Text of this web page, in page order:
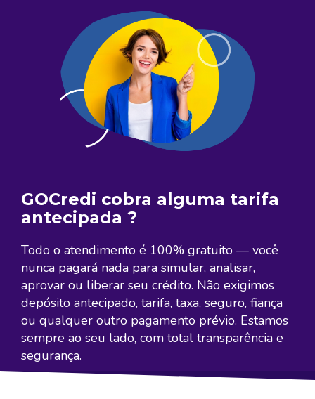
GOCredi cobra alguma tarifa
antecipada ?
Todo o atendimento é 100% gratuito — você
nunca pagará nada para simular, analisar,
aprovar ou liberar seu crédito. Não exigimos
depósito antecipado, tarifa, taxa, seguro, fiança
ou qualquer outro pagamento prévio. Estamos
sempre ao seu lado, com total transparência e
segurança.